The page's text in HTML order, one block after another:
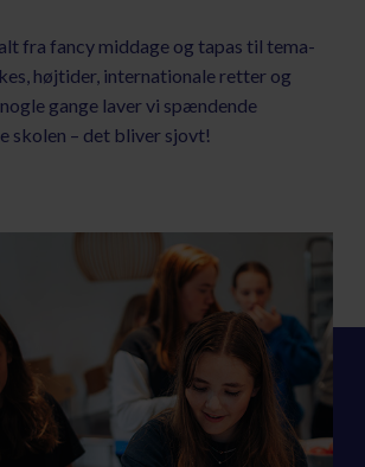
fra fancy middage og tapas til tema-
højtider, internationale retter og
gange laver vi spændende
skolen – det bliver sjovt!